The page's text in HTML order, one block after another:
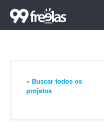
« Buscar todos os
projetos